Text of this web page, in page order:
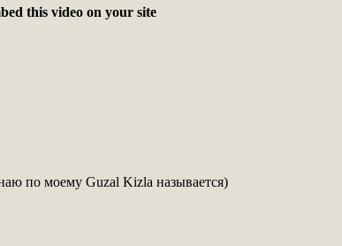
this video on your site
по моему Guzal Kizla называется)